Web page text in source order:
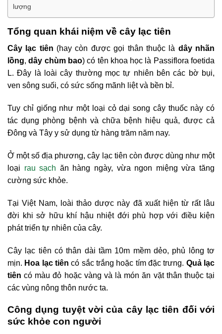
lượng
Tổng quan khái niệm về cây lạc tiên
Cây lạc tiên (hay còn được gọi thân thuộc là dây nhãn
lồng,dây chùm bao) có tên khoa học là Passiflora foetida
L. Đây là loài cây thường mọc tự nhiên bên các bờ bụi,
ven sông suối, có sức sống mãnh liệt và bền bỉ.
Tuy chỉ giống như một loại cỏ dại song cây thuốc này có
tác dụng phòng bệnh và chữa bệnh hiệu quả, được cả
Đông và Tây y sử dụng từ hàng trăm năm nay.
Ở một số địa phương, cây lạc tiên còn được dùng như một
loại rau sạch ăn hàng ngày, vừa ngon miệng vừa tăng
cường sức khỏe.
Tại Việt Nam, loài thảo dược này đã xuất hiện từ rất lâu
đời khi sở hữu khí hậu nhiệt đới phù hợp với điều kiện
phát triển tự nhiên của cây.
Cây lạc tiên có thân dài tầm 10m mềm dẻo, phủ lông tơ
mịn. Hoa lạc tiên có sắc trắng hoặc tím đặc trưng. Quả lạc
tiêncó màu đỏ hoặc vàng và là món ăn vặt thân thuộc tại
các vùng nông thôn nước ta.
Công dụng tuyệt vời của cây lạc tiên đối với
sức khỏe con người